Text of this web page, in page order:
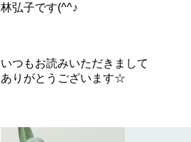
林弘子です(^^♪
いつもお読みいただきまして
ありがとうございます☆